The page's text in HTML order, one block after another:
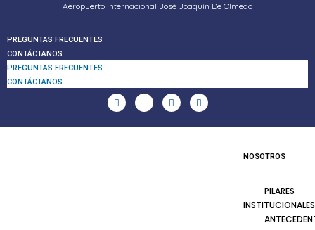
Aeropuerto Internacional José Joaquín De Olmedo
PREGUNTAS FRECUENTES
CONTÁCTANOS
PREGUNTAS FRECUENTES
CONTÁCTANOS
NOSOTROS
PILARES
INSTITUCIONALES